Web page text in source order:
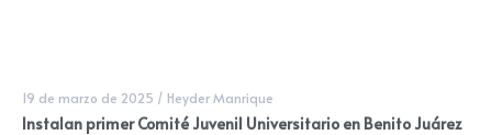
19 de marzo de 2025 / Heyder Manrique
Instalan primer Comité Juvenil Universitario en Benito Juárez